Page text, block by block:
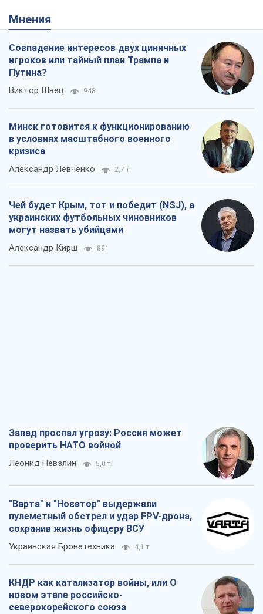
Мнения
Совпадение интересов двух циничных
игроков или тайный план Трампа и
Путина?
Виктор Швец 948
Минск готовится к функционированию
в условиях масштабного военного
кризиса
Александр Левченко 2,7 т.
Чей будет Крым, тот и победит (NSJ), а
украинских футбольных чиновников
могут назвать убийцами
Александр Кирш 891
Запад проспал угрозу: Россия может
проверить НАТО войной
Леонид Невзлин 5,0 т.
"Варта" и "Новатор" выдержали
пулеметный обстрел и удар FPV-дрона,
сохранив жизнь офицеру ВСУ
Украинская Бронетехника 4,1 т.
КНДР как катализатор войны, или О
новом этапе российско-
северокорейского союза